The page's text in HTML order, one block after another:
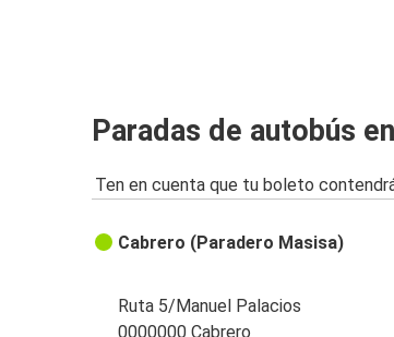
Paradas de autobús
Ten en cuenta que tu boleto
Cabrero (Paradero Masisa)
Ruta 5/Manuel Palacios
0000000 Cabrero